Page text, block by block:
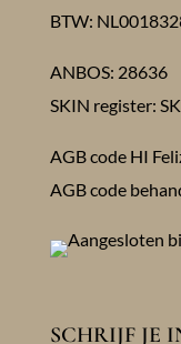
BTW:
ANBOS: 28636
SKIN register:
AGB code HI
AGB code
SCHRIJF JE